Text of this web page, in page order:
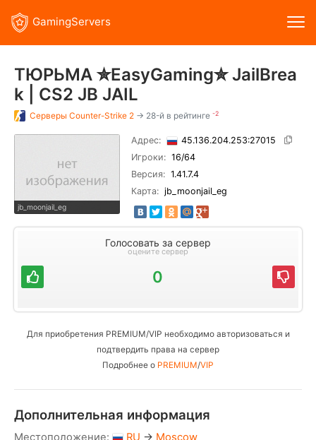
GamingServers
ТЮРЬМА ✮EasyGaming✮ JailBrea
k | CS2 JB JAIL
Серверы Counter-Strike 2 → 28-й в рейтинге -2
jb_moonjail_eg
Адрес:
45.136.204.253:27015
Игроки: 16/64
Версия: 1.41.7.4
Карта: jb_moonjail_eg
Голосовать за сервер
оцените сервер
0
Для приобретения PREMIUM/VIP необходимо авторизоваться и
подтвердить права на сервер
Подробнее о PREMIUM/VIP
Дополнительная информация
Местоположение: RU → Moscow